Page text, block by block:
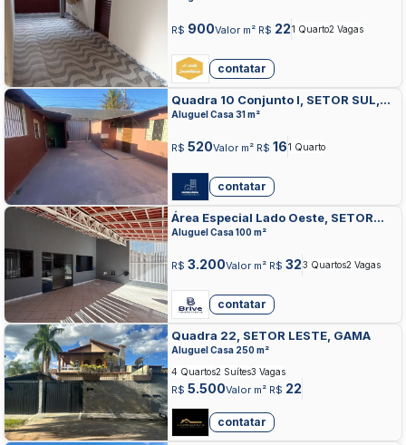
R$ 900Valor m² R$ 221 Quarto2 Vagas
contatar
Quadra 10 Conjunto I, SETOR SUL,
GAMA
Aluguel Casa 31 m²
R$ 520Valor m² R$ 161 Quarto
contatar
Área Especial Lado Oeste, SETOR
CENTRAL, GAMA
Aluguel Casa 100 m²
R$ 3.200Valor m² R$ 323 Quartos2 Vagas
contatar
Quadra 22, SETOR LESTE, GAMA
Aluguel Casa 250 m²
R$ 5.500Valor m² R$ 22
4 Quartos2 Suítes3 Vagas
contatar